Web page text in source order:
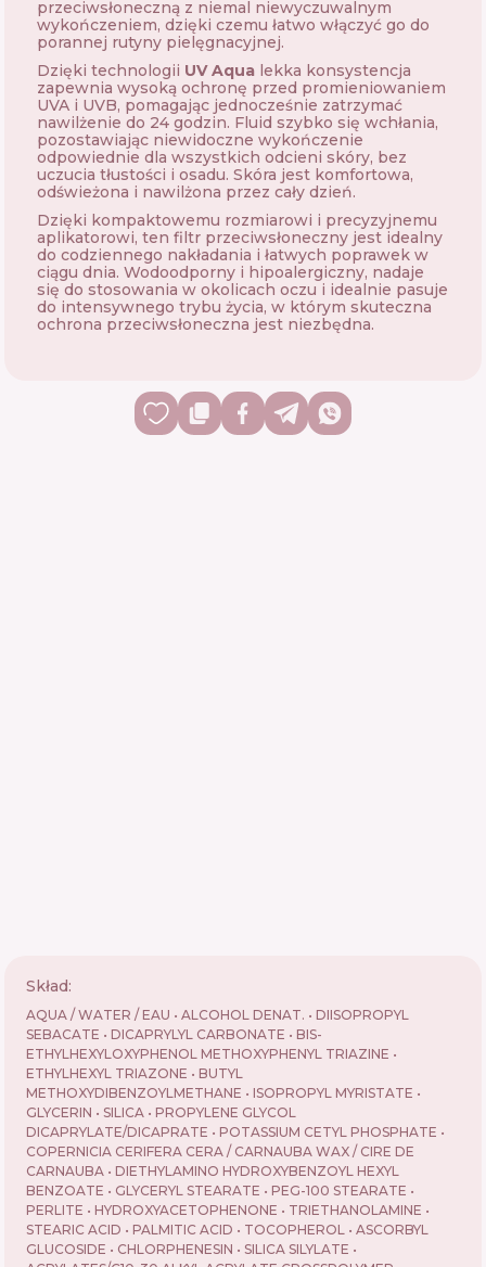
przeciwsłoneczną z niemal niewyczuwalnym
wykończeniem, dzięki czemu łatwo włączyć go do
porannej rutyny pielęgnacyjnej.
Dzięki technologii UV Aqua lekka konsystencja
zapewnia wysoką ochronę przed promieniowaniem
UVA i UVB, pomagając jednocześnie zatrzymać
nawilżenie do 24 godzin. Fluid szybko się wchłania,
pozostawiając niewidoczne wykończenie
odpowiednie dla wszystkich odcieni skóry, bez
uczucia tłustości i osadu. Skóra jest komfortowa,
odświeżona i nawilżona przez cały dzień.
Dzięki kompaktowemu rozmiarowi i precyzyjnemu
aplikatorowi, ten filtr przeciwsłoneczny jest idealny
do codziennego nakładania i łatwych poprawek w
ciągu dnia. Wodoodporny i hipoalergiczny, nadaje
się do stosowania w okolicach oczu i idealnie pasuje
do intensywnego trybu życia, w którym skuteczna
ochrona przeciwsłoneczna jest niezbędna.
Skład:
AQUA / WATER / EAU • ALCOHOL DENAT. • DIISOPROPYL
SEBACATE • DICAPRYLYL CARBONATE • BIS-
ETHYLHEXYLOXYPHENOL METHOXYPHENYL TRIAZINE •
ETHYLHEXYL TRIAZONE • BUTYL
METHOXYDIBENZOYLMETHANE • ISOPROPYL MYRISTATE •
GLYCERIN • SILICA • PROPYLENE GLYCOL
DICAPRYLATE/DICAPRATE • POTASSIUM CETYL PHOSPHATE •
COPERNICIA CERIFERA CERA / CARNAUBA WAX / CIRE DE
CARNAUBA • DIETHYLAMINO HYDROXYBENZOYL HEXYL
BENZOATE • GLYCERYL STEARATE • PEG-100 STEARATE •
PERLITE • HYDROXYACETOPHENONE • TRIETHANOLAMINE •
STEARIC ACID • PALMITIC ACID • TOCOPHEROL • ASCORBYL
GLUCOSIDE • CHLORPHENESIN • SILICA SILYLATE •